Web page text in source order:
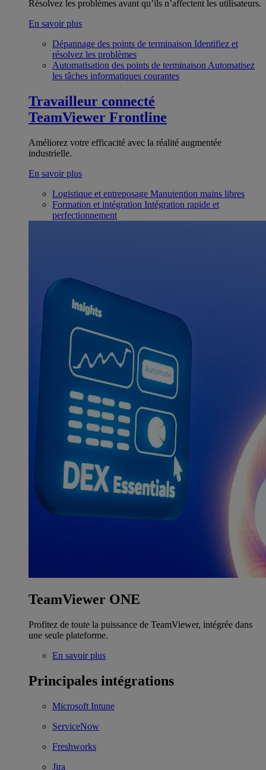
Résolvez les problèmes avant qu’ils n’affectent les utilisateurs.
En savoir plus
Dépannage des points de terminaison Identifiez et
résolvez les problèmes
Automatisation des points de terminaison Automatisez
les tâches informatiques courantes
Travailleur connecté
TeamViewer Frontline
Améliorez votre efficacité avec la réalité augmentée
industrielle.
En savoir plus
Logistique et entreposage Manutention mains libres
Formation et intégration Intégration rapide et
perfectionnement
TeamViewer ONE
Profitez de toute la puissance de TeamViewer, intégrée dans
une seule plateforme.
En savoir plus
Principales intégrations
Microsoft Intune
ServiceNow
Freshworks
Jira